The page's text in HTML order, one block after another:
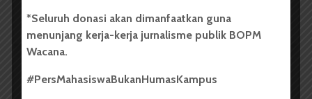
Redaksi 2 menit waktu baca
*Seluruh donasi akan dimanfaatkan guna
menunjang kerja-kerja jurnalisme publik BOPM
Wacana.
#PersMahasiswaBukanHumasKampus